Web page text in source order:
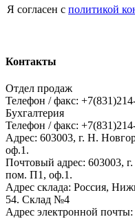
Я согласен с политикой
Контакты
Отдел продаж
Телефон / факс:
Бухгалтерия
Телефон / факс:
Адрес: 603003, г. Н.
оф.1.
Почтовый адрес: 603003,
пом. П1, оф.1.
Адрес склада: Россия,
54. Склад №4
Адрес электронной почты: